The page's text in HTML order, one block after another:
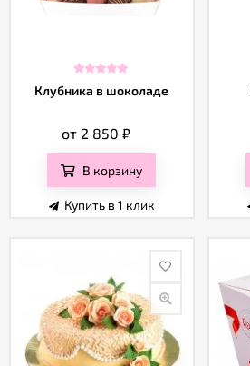
Клубника в шоколаде
от 2 850₽
В корзину
Купить в 1 клик